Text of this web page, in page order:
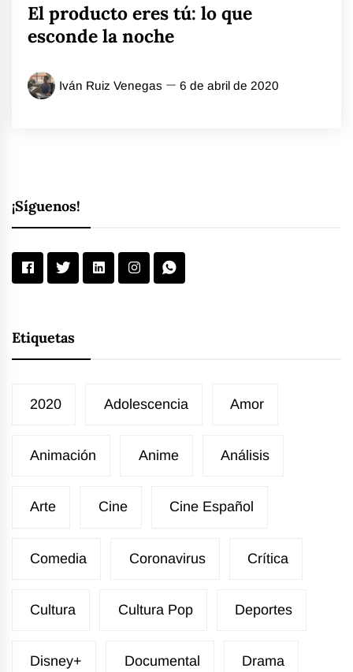
El producto eres tú: lo que
esconde la noche
Iván Ruiz Venegas 6 de abril de 2020
¡Síguenos!
Etiquetas
2020 Adolescencia Amor
Animación Anime Análisis
Arte Cine Cine Español
Comedia Coronavirus Crítica
Cultura Cultura Pop Deportes
Disney+ Documental Drama